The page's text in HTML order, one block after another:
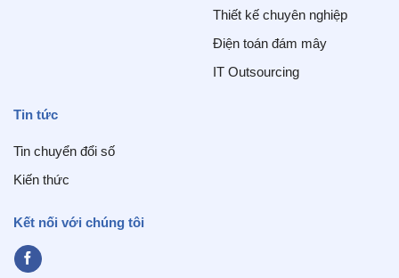
Thiết kế chuyên nghiệp
Điện toán đám mây
IT Outsourcing
Tin tức
Tin chuyển đổi số
Kiến thức
Kết nối với chúng tôi